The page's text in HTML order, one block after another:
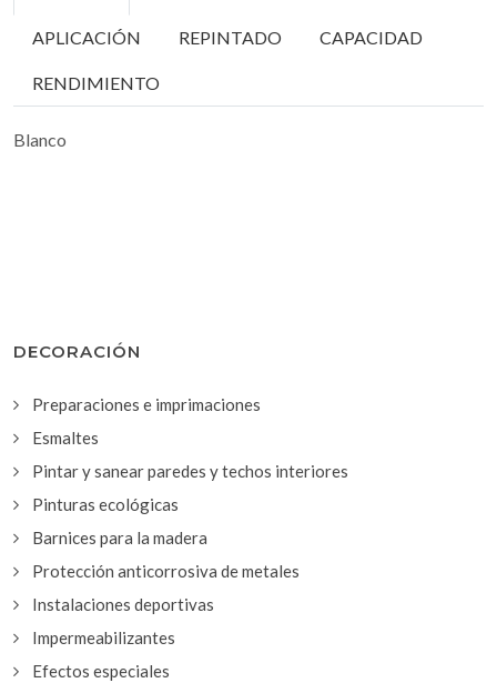
APLICACIÓN REPINTADO CAPACIDAD
RENDIMIENTO
Blanco
DECORACIÓN
Preparaciones e imprimaciones
Esmaltes
Pintar y sanear paredes y techos interiores
Pinturas ecológicas
Barnices para la madera
Protección anticorrosiva de metales
Instalaciones deportivas
Impermeabilizantes
Efectos especiales